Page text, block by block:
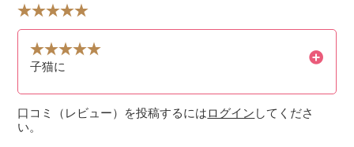
子猫に
口コミ（レビュー）を投稿するにはログイン してくださ
い。